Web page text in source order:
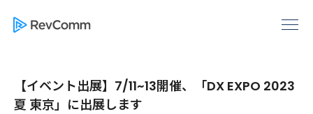
【イベント出展】7/11~13開催、「DX EXPO 2023
夏 東京」に出展します